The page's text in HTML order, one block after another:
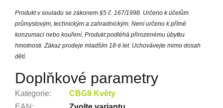
Produkt v souladu se zákonem §5 č. 167/1998. Určeno k účelům
průmyslovým, technickým a zahradnickým. Není určeno k přímé
konzumaci nebo kouření. Produkt podléhá přirozenému úbytku
hmotnosti. Zákaz prodeje mladším 18-ti let. Uchovávejte mimo dosah
dětí.
Doplňkové parametry
Kategorie:
CBG9 Květy